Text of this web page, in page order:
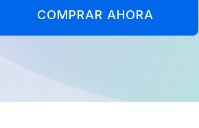
COMPRAR AHORA